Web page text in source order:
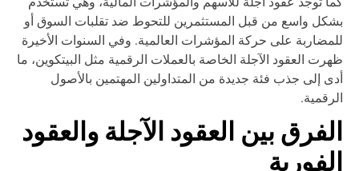
واسع من قبل المستثمرين للتحوط ضد تقلبات السوق أو
على حركة المؤشرات العالمية. وفي السنوات الأخيرة
العقود الآجلة الخاصة بالعملات الرقمية مثل البيتكوين، ما
إلى جذب فئة جديدة من المتداولين المهتمين بالأصول
بين العقود الآجلة والعقود